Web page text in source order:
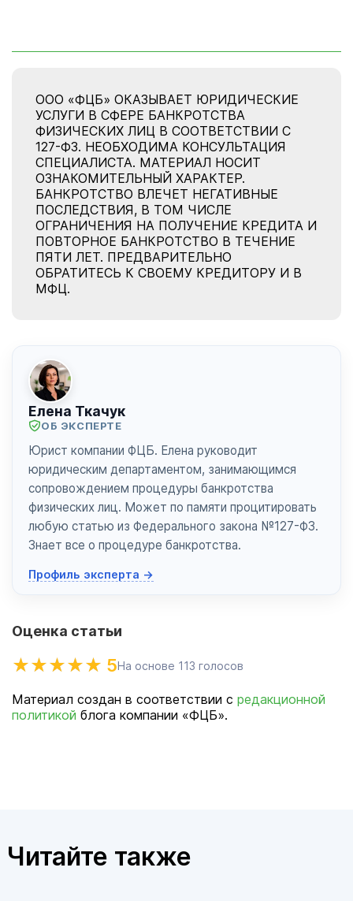
ООО «ФЦБ» ОКАЗЫВАЕТ ЮРИДИЧЕСКИЕ
УСЛУГИ В СФЕРЕ БАНКРОТСТВА
ФИЗИЧЕСКИХ ЛИЦ В СООТВЕТСТВИИ С
127-ФЗ. НЕОБХОДИМА КОНСУЛЬТАЦИЯ
СПЕЦИАЛИСТА. МАТЕРИАЛ НОСИТ
ОЗНАКОМИТЕЛЬНЫЙ ХАРАКТЕР.
БАНКРОТСТВО ВЛЕЧЕТ НЕГАТИВНЫЕ
ПОСЛЕДСТВИЯ, В ТОМ ЧИСЛЕ
ОГРАНИЧЕНИЯ НА ПОЛУЧЕНИЕ КРЕДИТА И
ПОВТОРНОЕ БАНКРОТСТВО В ТЕЧЕНИЕ
ПЯТИ ЛЕТ. ПРЕДВАРИТЕЛЬНО
ОБРАТИТЕСЬ К СВОЕМУ КРЕДИТОРУ И В
МФЦ.
Елена Ткачук
ОБ ЭКСПЕРТЕ
Юрист компании ФЦБ. Елена руководит
юридическим департаментом, занимающимся
сопровождением процедуры банкротства
физических лиц. Может по памяти процитировать
любую статью из Федерального закона №127-ФЗ.
Знает все о процедуре банкротства.
Профиль эксперта →
Оценка статьи
5На основе 113 голосов
Материал создан в соответствии с редакционной
политикой блога компании «ФЦБ».
Читайте также